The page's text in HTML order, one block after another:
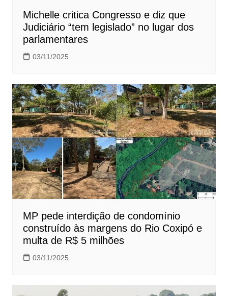
Michelle critica Congresso e diz que
Judiciário “tem legislado” no lugar dos
parlamentares
03/11/2025
MP pede interdição de condomínio
construído às margens do Rio Coxipó e
multa de R$ 5 milhões
03/11/2025